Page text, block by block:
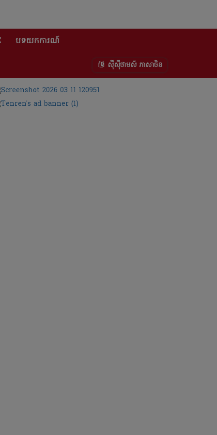
បទយកការណ៍
ស៊ីស៊ីថាមស៍ ភាសាចិន